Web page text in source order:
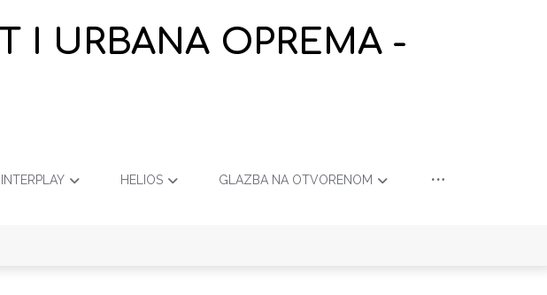
I URBANA OPREMA -
INTERPLAY HELIOS GLAZBA NA OTVORENOM